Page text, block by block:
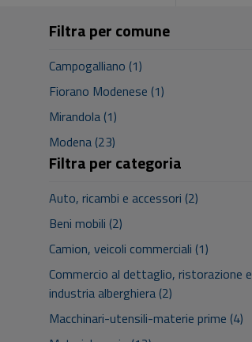
Filtra per comune
Campogalliano (1)
Fiorano Modenese (1)
Mirandola (1)
Modena (23)
Filtra per categoria
Auto, ricambi e accessori (2)
Beni mobili (2)
Camion, veicoli commerciali (1)
Commercio al dettaglio, ristorazione e
industria alberghiera (2)
Macchinari-utensili-materie prime (4)